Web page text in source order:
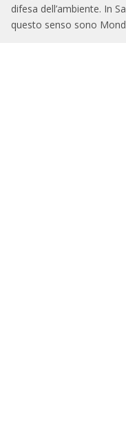
difesa dell’ambiente. In
questo senso sono